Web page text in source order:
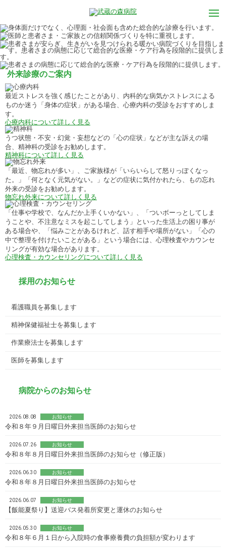
外来診療のご案内
最近ストレスを強く感じたことがあり、内科的な病気かストレスによる
ものか迷う「身体の症状」がある場合、心療内科の受診をおすすめしま
す。
心療内科について詳しく見る
うつ状態・不安・幻覚・妄想などの「心の症状」などが主な訴えの場
合、精神科の受診をお勧めします。
精神科について詳しく見る
「最近、物忘れが多い」、ご家族様が「いらいらして怒りっぽくなっ
た。」「何となく元気がない。」などの症状に気付かれたら、もの忘れ
外来の受診をお勧めします。
物忘れ外来について詳しく見る
「仕事や学校で、なんだか上手くいかない」、「ついボーっとしてしま
うことや、不注意なミスを起こしてしまう」といった生活上の困り事が
ある場合や、「悩みごとがあるけれど、話す相手や場所がない」「心の
中で整理を付けたいことがある」という場合には、心理検査やカウンセ
リングが有効な場合があります。
心理検査・カウンセリングについて詳しく見る
採用のお知らせ
看護職員を募集します
精神保健福祉士を募集します
作業療法士を募集します
医師を募集します
病院からのお知らせ
2026.08.08 お知らせ
令和８年９月日曜日外来担当医師のお知らせ
2026.07.26 お知らせ
令和８年８月日曜日外来担当医師のお知らせ（修正版）
2026.06.30 お知らせ
令和８年８月日曜日外来担当医師のお知らせ
2026.06.07 お知らせ
【飯能夏祭り】送迎バス発着所変更と運休のお知らせ
2026.05.30 お知らせ
令和８年６月１日から入院時の食事療養費の負担額が変わります